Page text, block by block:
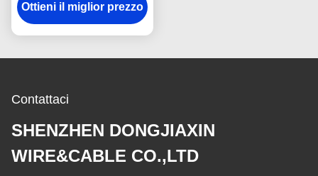
K H07V-K di 2.5mm
Ottieni il miglior prezzo
Contattaci
SHENZHEN DONGJIAXIN
WIRE&CABLE CO.,LTD